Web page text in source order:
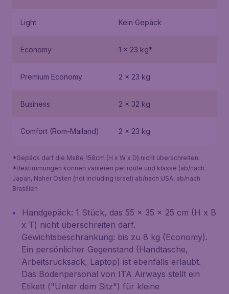
Light Kein Gepäck
Economy 1 x 23 kg*
Premium Economy 2 x 23 kg
Business 2 x 32 kg
Comfort (Rom-Mailand) 2 x 23 kg
*Gepäck darf die Maße 158cm (H x W x D) nicht überschreiten.
*Bestimmungen können variieren per route und klasse (ab/nach
Japan, Naher Osten (not including Israel) ab/nach USA, ab/nach
Brasilien
Handgepäck: 1 Stück, das 55 x 35 x 25 cm (H x B
x T) nicht überschreiten darf.
Gewichtsbeschränkung: bis zu 8 kg (Economy).
Ein persönlicher Gegenstand (Handtasche,
Arbeitsrucksack, Laptop) ist ebenfalls erlaubt.
Das Bodenpersonal von ITA Airways stellt ein
Etikett ("Unter dem Sitz") für kleine